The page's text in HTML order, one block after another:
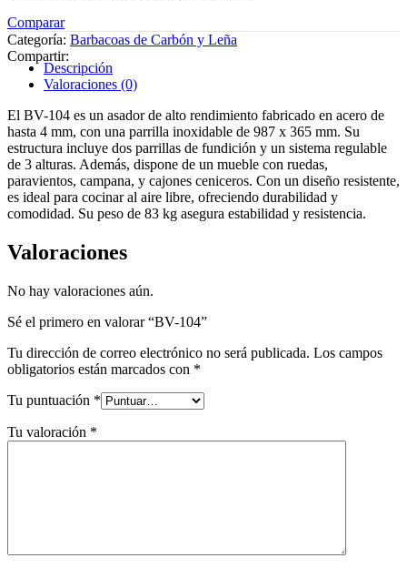
Comparar
Categoría: Barbacoas de Carbón y Leña
Compartir:
Descripción
Valoraciones (0)
El BV-104 es un asador de alto rendimiento fabricado en acero de
hasta 4 mm, con una parrilla inoxidable de 987 x 365 mm. Su
estructura incluye dos parrillas de fundición y un sistema regulable
de 3 alturas. Además, dispone de un mueble con ruedas,
paravientos, campana, y cajones ceniceros. Con un diseño resistente,
es ideal para cocinar al aire libre, ofreciendo durabilidad y
comodidad. Su peso de 83 kg asegura estabilidad y resistencia.
Valoraciones
No hay valoraciones aún.
Sé el primero en valorar “BV-104”
Tu dirección de correo electrónico no será publicada. Los campos
obligatorios están marcados con *
Tu puntuación *
Tu valoración *